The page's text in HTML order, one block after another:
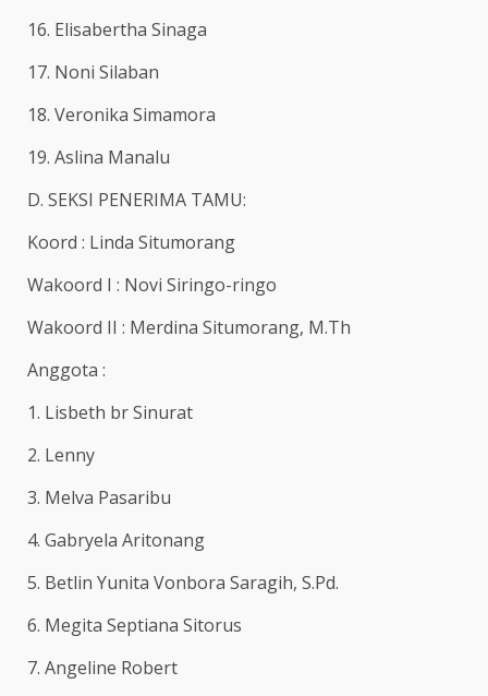
16. Elisabertha Sinaga
17. Noni Silaban
18. Veronika Simamora
19. Aslina Manalu
D. SEKSI PENERIMA TAMU:
Koord : Linda Situmorang
Wakoord I : Novi Siringo-ringo
Wakoord II : Merdina Situmorang, M.Th
Anggota :
1. Lisbeth br Sinurat
2. Lenny
3. Melva Pasaribu
4. Gabryela Aritonang
5. Betlin Yunita Vonbora Saragih, S.Pd.
6. Megita Septiana Sitorus
7. Angeline Robert